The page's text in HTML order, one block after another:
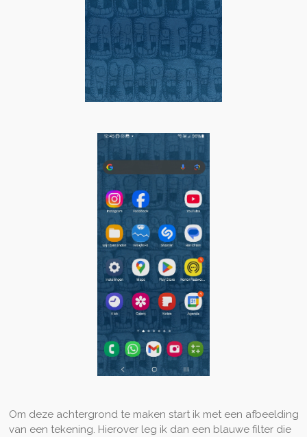
Om deze achtergrond te maken start ik met een afbeelding
van een tekening. Hierover leg ik dan een blauwe filter die